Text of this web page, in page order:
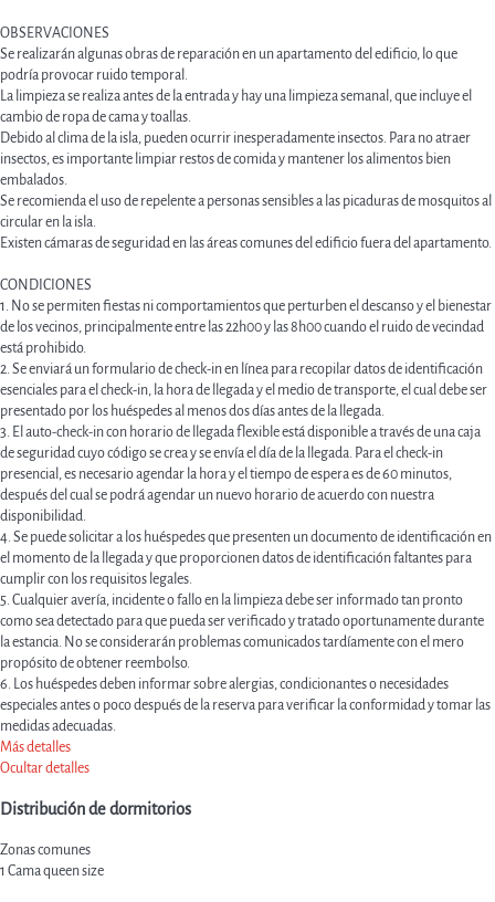
OBSERVACIONES
Se realizarán algunas obras de reparación en un apartamento del edificio, lo que
podría provocar ruido temporal.
La limpieza se realiza antes de la entrada y hay una limpieza semanal, que incluye el
cambio de ropa de cama y toallas.
Debido al clima de la isla, pueden ocurrir inesperadamente insectos. Para no atraer
insectos, es importante limpiar restos de comida y mantener los alimentos bien
embalados.
Se recomienda el uso de repelente a personas sensibles a las picaduras de mosquitos al
circular en la isla.
Existen cámaras de seguridad en las áreas comunes del edificio fuera del apartamento.
CONDICIONES
1. No se permiten fiestas ni comportamientos que perturben el descanso y el bienestar
de los vecinos, principalmente entre las 22h00 y las 8h00 cuando el ruido de vecindad
está prohibido.
2. Se enviará un formulario de check-in en línea para recopilar datos de identificación
esenciales para el check-in, la hora de llegada y el medio de transporte, el cual debe ser
presentado por los huéspedes al menos dos días antes de la llegada.
3. El auto-check-in con horario de llegada flexible está disponible a través de una caja
de seguridad cuyo código se crea y se envía el día de la llegada. Para el check-in
presencial, es necesario agendar la hora y el tiempo de espera es de 60 minutos,
después del cual se podrá agendar un nuevo horario de acuerdo con nuestra
disponibilidad.
4. Se puede solicitar a los huéspedes que presenten un documento de identificación en
el momento de la llegada y que proporcionen datos de identificación faltantes para
cumplir con los requisitos legales.
5. Cualquier avería, incidente o fallo en la limpieza debe ser informado tan pronto
como sea detectado para que pueda ser verificado y tratado oportunamente durante
la estancia. No se considerarán problemas comunicados tardíamente con el mero
propósito de obtener reembolso.
6. Los huéspedes deben informar sobre alergias, condicionantes o necesidades
especiales antes o poco después de la reserva para verificar la conformidad y tomar las
medidas adecuadas.
Más detalles
Ocultar detalles
Distribución de dormitorios
Zonas comunes
1 Cama queen size